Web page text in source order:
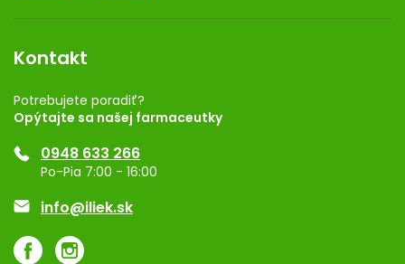
Dermocentrum
Rozhodnutie na prevádzku
Registrácia
Ponuka pre firmy
Značky
Kontakt
Potrebujete poradiť?
Opýtajte sa našej farmaceutky
0948 633 266
Po-Pia 7:00 - 16:00
info@iliek.sk